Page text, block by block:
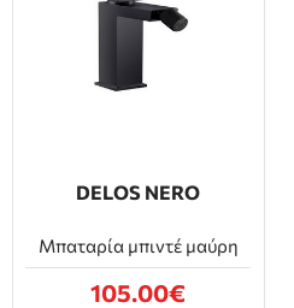
DELOS NERO
Μπαταρία μπιντέ μαύρη
105.00€